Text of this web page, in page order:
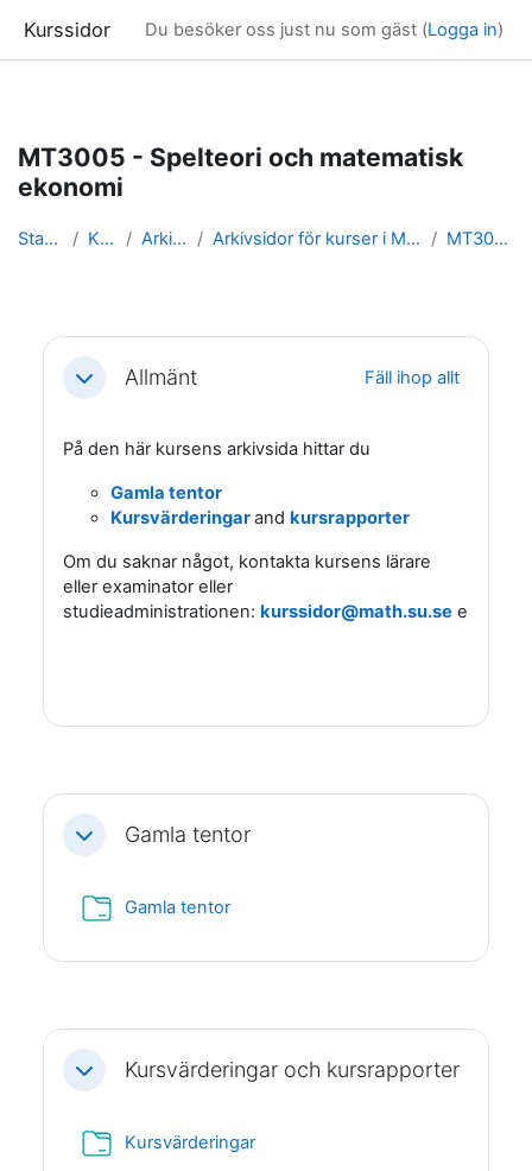
Kurssidor Du besöker oss just nu som gäst (Logga in)
MT3005 - Spelteori och matematisk
ekonomi
Startsida Kurser Arkivsidor Arkivsidor för kurser i Matematisk statistik MT3005_arkiv
Fäll ihopAllmänt Fäll ihop allt
På den här kursens arkivsida hittar du
Gamla tentor
Kursvärderingarand kursrapporter
Om du saknar något, kontakta kursens lärare
eller examinator eller
studieadministrationen: kurssidor@math.su.se eller
Fäll ihopGamla tentor
Gamla tentorMapp
Fäll ihopKursvärderingar och kursrapporter
KursvärderingarMapp